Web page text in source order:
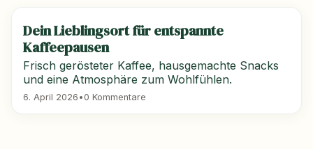
Dein Lieblingsort für entspannte
Kaffeepausen
Frisch gerösteter Kaffee, hausgemachte Snacks
und eine Atmosphäre zum Wohlfühlen.
6. April 2026 • 0 Kommentare